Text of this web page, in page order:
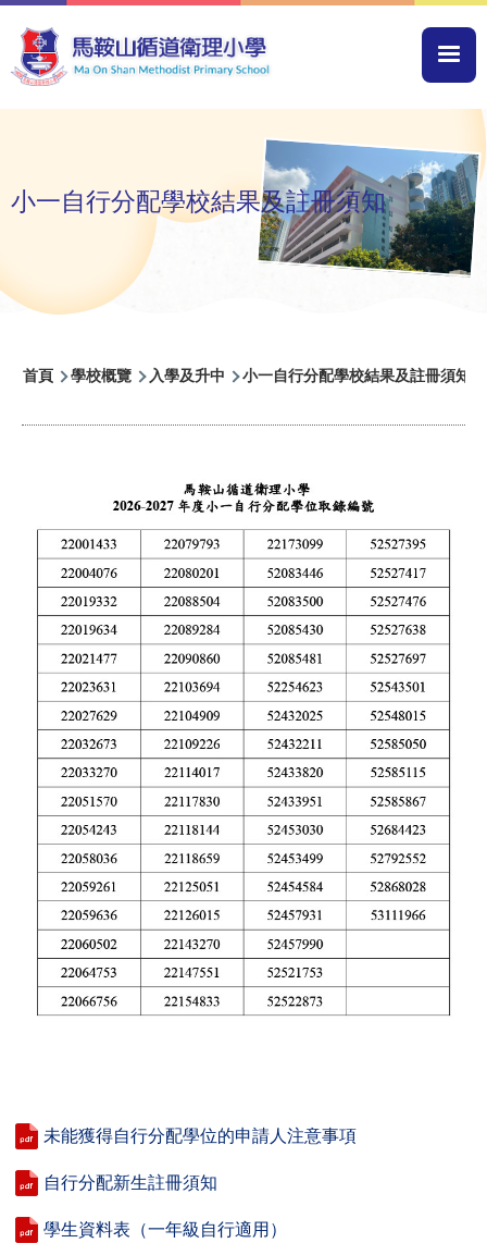
移至主內容
小一自行分配學校結果及註冊須知
導
連
首頁 學校概覽 入學及升中 小一自行分配學校結果及註冊須知
未能獲得自行分配學位的申請人注意事項
自行分配新生註冊須知
學生資料表（一年級自行適用）